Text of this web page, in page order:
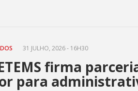
31 JULHO, 2026 - 16H30
firma
para